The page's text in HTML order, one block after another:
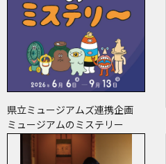
県立ミュージアムズ連携企画
ミュージアムのミステリー